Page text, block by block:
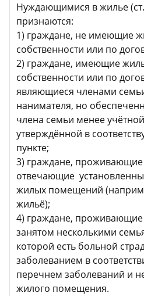
Нуждающимися в жилье
признаются:
1) граждане, не имеющие
собственности или по
2) граждане, имеющие
собственности или по
являющиеся членами
нанимателя, но
члена семьи менее
утверждённой в
пункте;
3) граждане,
отвечающие
жилых помещений
жильё);
4) граждане,
занятом несколькими
которой есть больной
заболеванием в
перечнем заболеваний и
жилого помещения.